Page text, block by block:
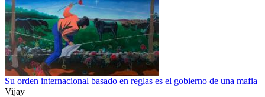
Su orden internacional basado en reglas es el gobierno de una mafia
Vijay